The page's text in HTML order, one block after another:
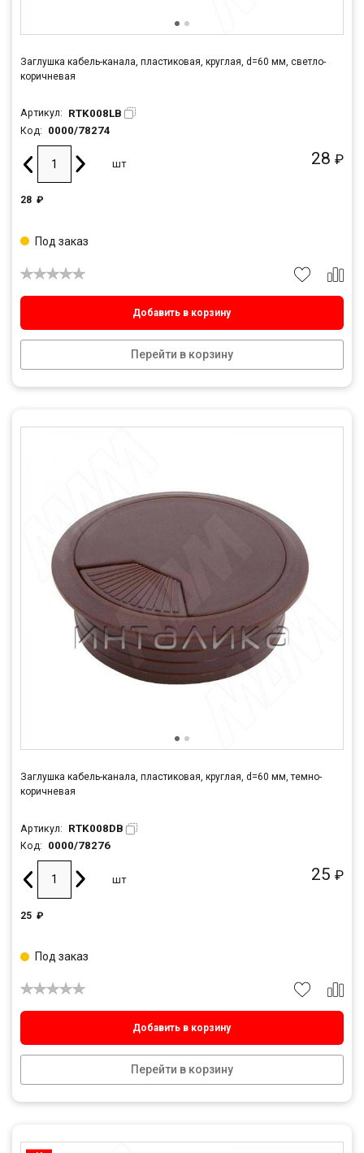
Заглушка кабель-канала, пластиковая, круглая, d=60 мм, светло-
коричневая
Артикул: RTK008LB
Код: 0000/78274
28 ₽
шт
28 ₽
Добавить в корзину
Перейти в корзину
Под заказ
Заглушка кабель-канала, пластиковая, круглая, d=60 мм, темно-
коричневая
Артикул: RTK008DB
Код: 0000/78276
25 ₽
шт
25 ₽
Добавить в корзину
Перейти в корзину
Под заказ